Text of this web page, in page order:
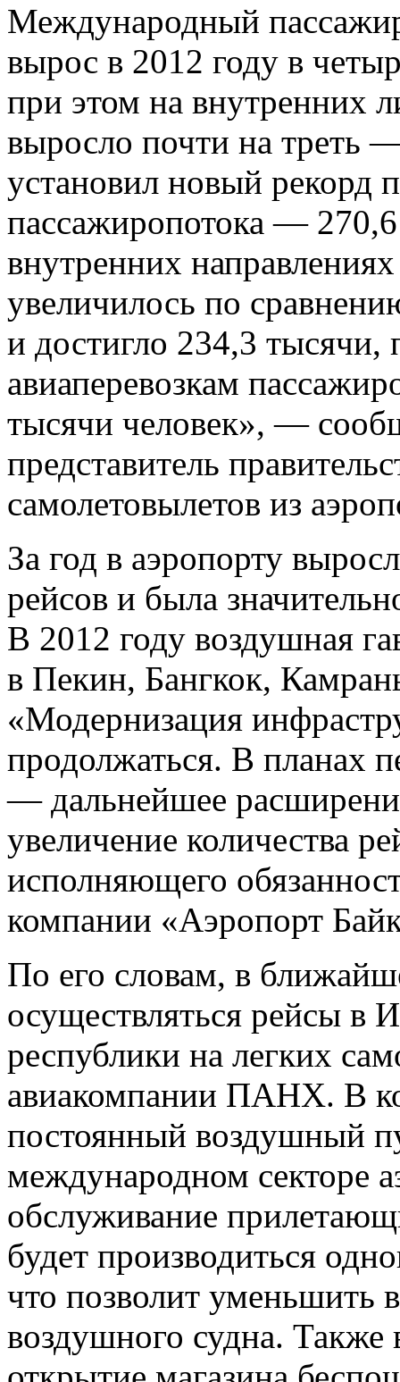
Международный
вырос в 2012 году в
при этом на внутренних
выросло почти на треть
установил новый рекорд
пассажиропотока —
внутренних
увеличилось по
и достигло 234,3
авиаперевозкам
тысячи человек», —
представитель
самолетовылетов из
За год в аэропорту
рейсов и была
В 2012 году воздушная
в Пекин, Бангкок,
«Модернизация
продолжаться. В планах
— дальнейшее
увеличение количества
исполняющего
компании «Аэропорт
По его словам, в
осуществляться рейсы в
республики на легких
авиакомпании ПАНХ. В
постоянный воздушный
международном секторе
обслуживание
будет производиться
что позволит уменьшить
воздушного судна. Также